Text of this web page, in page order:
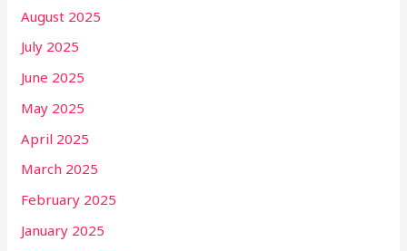
August 2025
July 2025
June 2025
May 2025
April 2025
March 2025
February 2025
January 2025